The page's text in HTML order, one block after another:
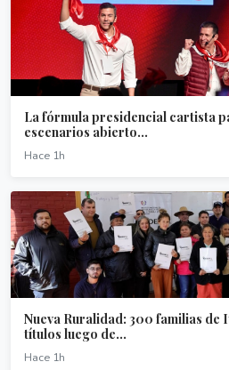
La fórmula presidencial cartista
escenarios abierto...
Hace 1h
Nueva Ruralidad: 300 familias de
títulos luego de...
Hace 1h